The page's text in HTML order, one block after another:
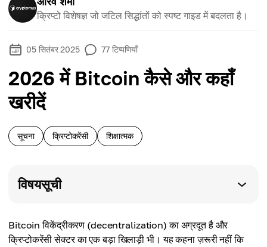
क्रिप्टो विशेषज्ञ जो जटिल सिद्धांतों को स्पष्ट गाइड में बदलता है।
05 सितंबर 2025 77 टिप्पणियाँ
2026 में Bitcoin कैसे और कहाँ
खरीदें
सूचना क्रिप्टोकरेंसी शिक्षात्मक
विषयसूची
Bitcoin विकेंद्रीकरण (decentralization) का अग्रदूत है और
क्रिप्टोकरेंसी सेक्टर का एक बड़ा खिलाड़ी भी। यह कहना ज़रूरी नहीं कि